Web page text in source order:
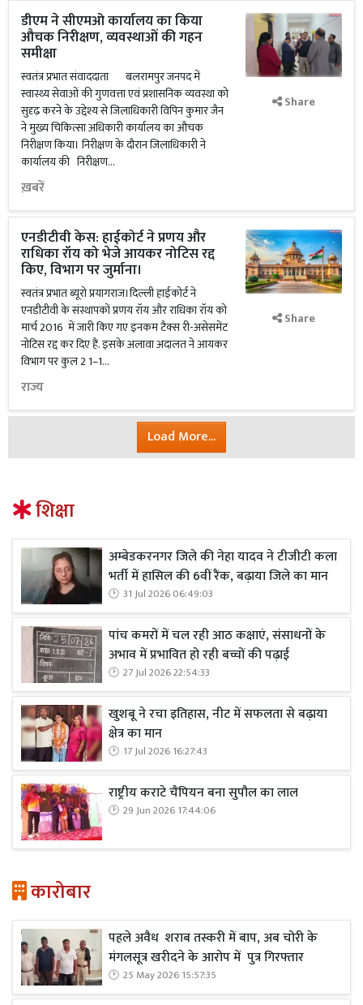
डीएम ने सीएमओ कार्यालय का किया
औचक निरीक्षण, व्यवस्थाओं की गहन
समीक्षा
स्वतंत्र प्रभात संवाददाता बलरामपुर जनपद में
स्वास्थ्य सेवाओं की गुणवत्ता एवं प्रशासनिक व्यवस्था को
सुदृढ़ करने के उद्देश्य से जिलाधिकारी विपिन कुमार जैन
ने मुख्य चिकित्सा अधिकारी कार्यालय का औचक
निरीक्षण किया। निरीक्षण के दौरान जिलाधिकारी ने
कार्यालय की निरीक्षण...
ख़बरें
Share
एनडीटीवी केस: हाईकोर्ट ने प्रणय और
राधिका रॉय को भेजे आयकर नोटिस रद्द
किए, विभाग पर जुर्माना।
स्वतंत्र प्रभात ब्यूरो प्रयागराज।दिल्ली हाईकोर्ट ने
एनडीटीवी के संस्थापकों प्रणय रॉय और राधिका रॉय को
मार्च 2016 में जारी किए गए इनकम टैक्स री-असेसमेंट
नोटिस रद्द कर दिए हैं. इसके अलावा अदालत ने आयकर
विभाग पर कुल 2 1–1...
राज्य
Share
Load More...
शिक्षा
अम्बेडकरनगर जिले की नेहा यादव ने टीजीटी कला
भर्ती में हासिल की 6वीं रैंक, बढ़ाया जिले का मान
31 Jul 2026 06:49:03
पांच कमरों में चल रही आठ कक्षाएं, संसाधनों के
अभाव में प्रभावित हो रही बच्चों की पढ़ाई
27 Jul 2026 22:54:33
खुशबू ने रचा इतिहास, नीट में सफलता से बढ़ाया
क्षेत्र का मान
17 Jul 2026 16:27:43
राष्ट्रीय कराटे चैंपियन बना सुपौल का लाल
29 Jun 2026 17:44:06
कारोबार
पहले अवैध शराब तस्करी में बाप, अब चोरी के
मंगलसूत्र खरीदने के आरोप में पुत्र गिरफ्तार
25 May 2026 15:57:35